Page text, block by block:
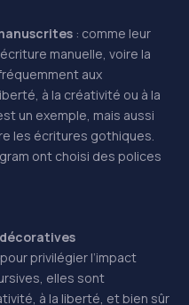
: comme leur
manuelle, voire la
aux
à la créativité ou à la
un exemple, mais aussi
les écritures gothiques.
ont choisi des polices
privilégier l’impact
elles sont
à la liberté, et bien sûr